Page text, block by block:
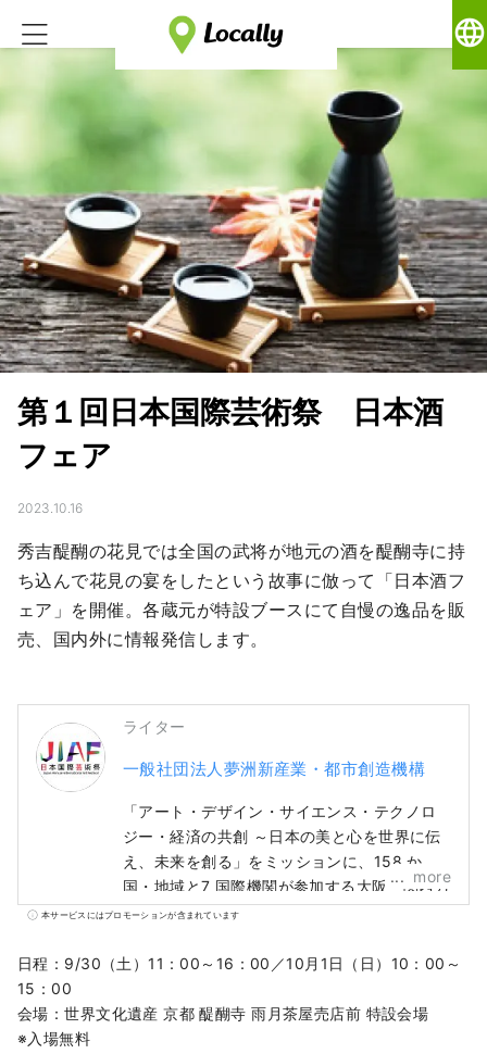
language
第１回日本国際芸術祭 日本酒
フェア
2023.10.16
秀吉醍醐の花見では全国の武将が地元の酒を醍醐寺に持
ち込んで花見の宴をしたという故事に倣って「日本酒フ
ェア」を開催。各蔵元が特設ブースにて自慢の逸品を販
売、国内外に情報発信します。
ライター
一般社団法人夢洲新産業・都市創造機構
「アート・デザイン・サイエンス・テクノロ
ジー・経済の共創 ～日本の美と心を世界に伝
え、未来を創る」をミッションに、158 か
国・地域と7 国際機関が参加する大阪・関西万
博と同期間の6ヵ月間、「日本国際芸術祭」を
ワークして開催し、文化芸術と経済社会の好
献。 万博を契機に世界の国々との多様な文化
more
本サービスにはプロモーションが含まれています
日程：9/30（土）11：00～16：00／10月1日（日）10：00～
15：00
会場：世界文化遺産 京都 醍醐寺 雨月茶屋売店前 特設会場
※入場無料